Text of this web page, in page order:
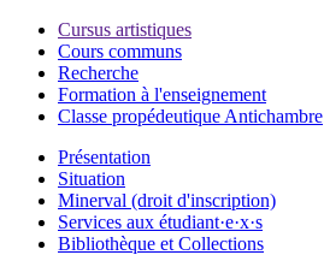
Cursus artistiques
Cours communs
Recherche
Formation à l'enseignement
Classe propédeutique Antichambre
Présentation
Situation
Minerval (droit d'inscription)
Services aux étudiant·e·x·s
Bibliothèque et Collections